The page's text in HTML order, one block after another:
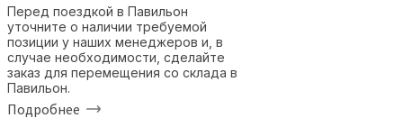
Перед поездкой в Павильон
уточните о наличии требуемой
позиции у наших менеджеров и, в
случае необходимости, сделайте
заказ для перемещения со склада в
Павильон.
Подробнее